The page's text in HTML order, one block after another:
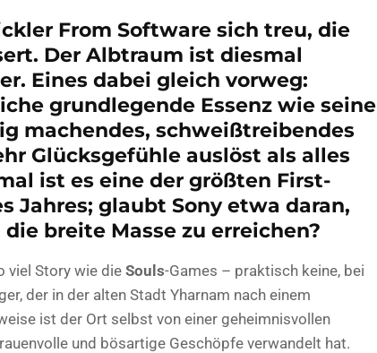
From Software sich treu, die
Der Albtraum ist diesmal
Eines dabei gleich vorweg:
grundlegende Essenz wie seine
machendes, schweißtreibendes
Glücksgefühle auslöst als alles
ist es eine der größten First-
Jahres; glaubt Sony etwa daran,
breite Masse zu erreichen?
viel Story wie die Souls-Games – praktisch keine, bei
der in der alten Stadt Yharnam nach einem
ist der Ort selbst von einer geheimnisvollen
und bösartige Geschöpfe verwandelt hat.